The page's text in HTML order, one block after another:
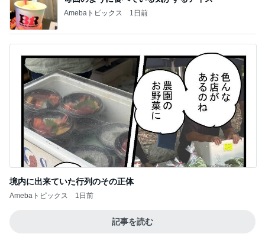
境内に出来ていた行列のその正体
Amebaトピックス 1日前
記事を読む
Amebaトピックス 1日前